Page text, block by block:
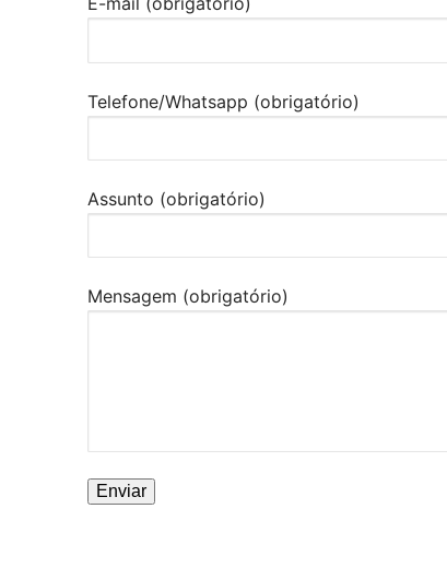
Telefone/Whatsapp (obrigatório)
Assunto (obrigatório)
Mensagem (obrigatório)